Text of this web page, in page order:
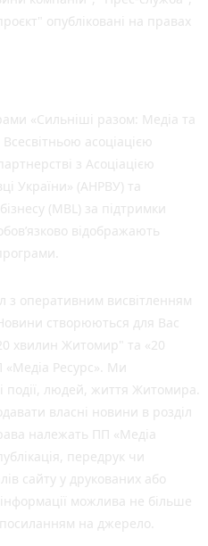
опубліковані на правах
«Сильніші разом: Медіа та
асоціацією
з Асоціацією
України» (АНРВУ) та
(MBL) за підтримки
відображають
оперативним висвітленням
створюються для Вас
хвилин Житомир" та «20
Ресурс». Ми
події, людей, життя Житомира.
власні новини в розділ
належать ПП «Медіа
передрук чи
сайту у друкованих або
можлива не більше
на джерело.